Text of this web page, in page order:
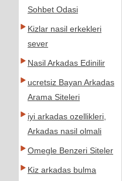
Sohbet Odasi
Kizlar nasil erkekleri
sever
Nasil Arkadas Edinilir
ucretsiz Bayan Arkadas
Arama Siteleri
iyi arkadas ozellikleri,
Arkadas nasil olmali
Omegle Benzeri Siteler
Kiz arkadas bulma